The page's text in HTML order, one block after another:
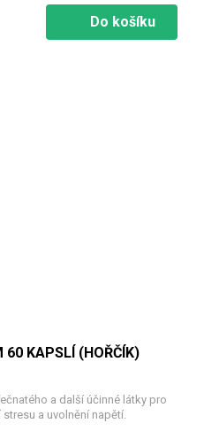
Do košíku
60 KAPSLÍ (HOŘČÍK)
a další účinné látky pro
a uvolnění napětí.